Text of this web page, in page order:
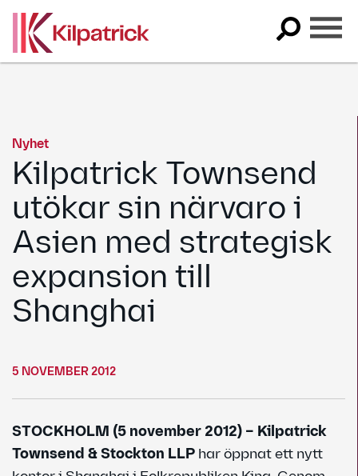
content
Nyhet
Kilpatrick Townsend
utökar sin närvaro i
Asien med strategisk
expansion till
Shanghai
5 NOVEMBER 2012
STOCKHOLM (5 november 2012) – Kilpatrick
Townsend & Stockton LLP har öppnat ett nytt